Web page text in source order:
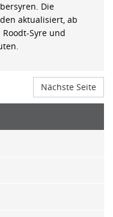
Die
aktualisiert, ab
Syre und
Nächste Seite